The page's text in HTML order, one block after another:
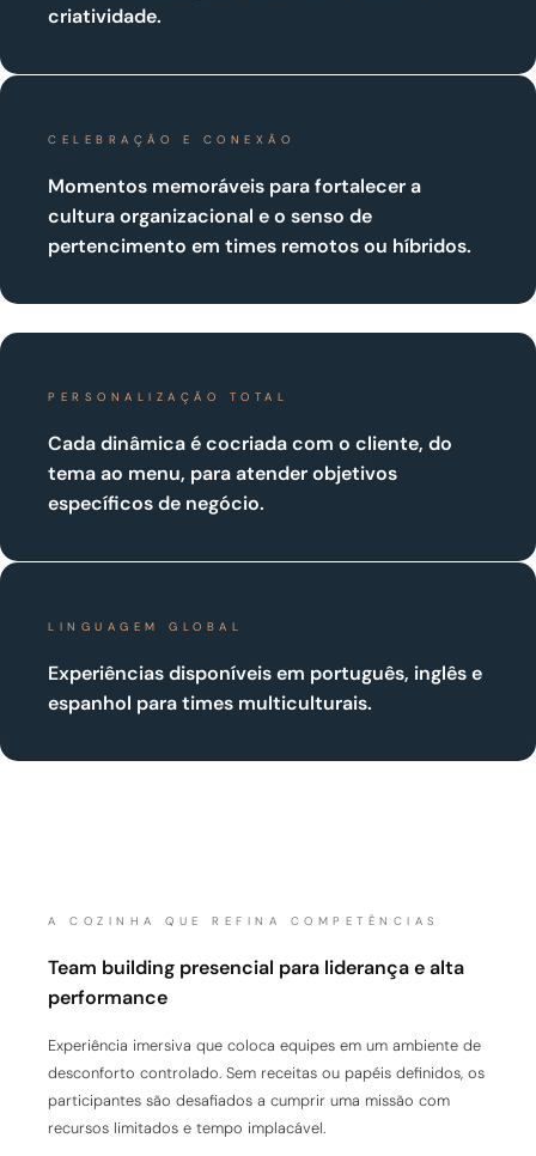
criatividade.
CELEBRAÇÃO E CONEXÃO
Momentos memoráveis para fortalecer a
cultura organizacional e o senso de
pertencimento em times remotos ou híbridos.
PERSONALIZAÇÃO TOTAL
Cada dinâmica é cocriada com o cliente, do
tema ao menu, para atender objetivos
específicos de negócio.
LINGUAGEM GLOBAL
Experiências disponíveis em português, inglês e
espanhol para times multiculturais.
A COZINHA QUE REFINA COMPETÊNCIAS
Team building presencial para liderança e alta
performance
Experiência imersiva que coloca equipes em um ambiente de
desconforto controlado. Sem receitas ou papéis definidos, os
participantes são desafiados a cumprir uma missão com
recursos limitados e tempo implacável.